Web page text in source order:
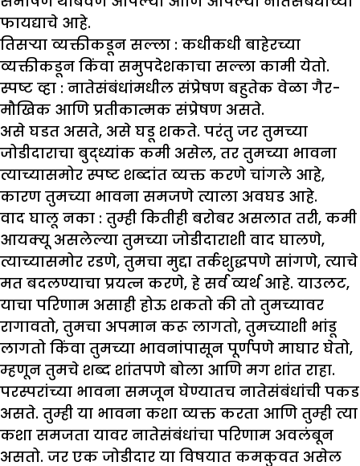
फायद्याचे आहे.
तिसऱ्या व्यक्तीकडून सल्ला : कधीकधी बाहेरच्या
व्यक्तीकडून किंवा समुपदेशकाचा सल्ला कामी येतो.
स्पष्ट व्हा : नातेसंबंधांमधील संप्रेषण बहुतेक वेळा गैर-
मौखिक आणि प्रतीकात्मक संप्रेषण असते.
असे घडत असते, असे घडू शकते. परंतु जर तुमच्या
जोडीदाराचा बुद्ध्यांक कमी असेल, तर तुमच्या भावना
त्याच्यासमोर स्पष्ट शब्दांत व्यक्त करणे चांगले आहे,
कारण तुमच्या भावना समजणे त्याला अवघड आहे.
वाद घालू नका : तुम्ही कितीही बरोबर असलात तरी, कमी
आयक्यू असलेल्या तुमच्या जोडीदाराशी वाद घालणे,
त्याच्यासमोर रडणे, तुमचा मुद्दा तर्कशुद्धपणे सांगणे, त्याचे
मत बदलण्याचा प्रयत्न करणे, हे सर्व व्यर्थ आहे. याउलट,
याचा परिणाम असाही होऊ शकतो की तो तुमच्यावर
रागावतो, तुमचा अपमान करू लागतो, तुमच्याशी भांडू
लागतो किंवा तुमच्या भावनांपासून पूर्णपणे माघार घेतो,
म्हणून तुमचे शब्द शांतपणे बोला आणि मग शांत राहा.
परस्परांच्या भावना समजून घेण्यातच नातेसंबंधांची पकड
असते. तुम्ही या भावना कशा व्यक्त करता आणि तुम्ही त्या
कशा समजता यावर नातेसंबंधांचा परिणाम अवलंबून
असतो. जर एक जोडीदार या विषयात कमकुवत असेल